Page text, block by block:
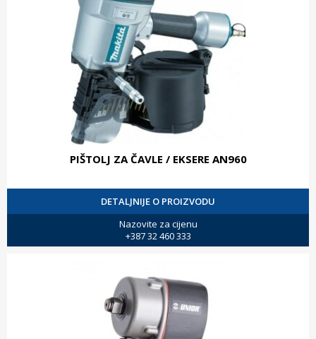
PIŠTOLJ ZA ČAVLE / EKSERE AN960
DETALJNIJE O PROIZVODU
Nazovite za cijenu
+387 32 460 333